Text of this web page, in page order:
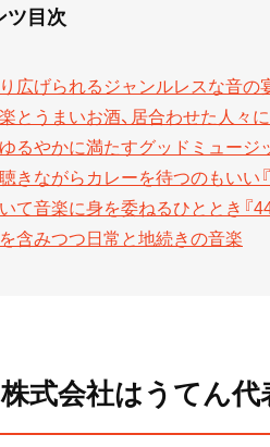
ツ目次
広げられるジャンルレスな音の
とうまいお酒、居合わせた人々に
るやかに満たすグッドミュージ
きながらカレーを待つのもいい
て音楽に身を委ねるひととき『
含みつつ日常と地続きの音楽
株式会社はうてん